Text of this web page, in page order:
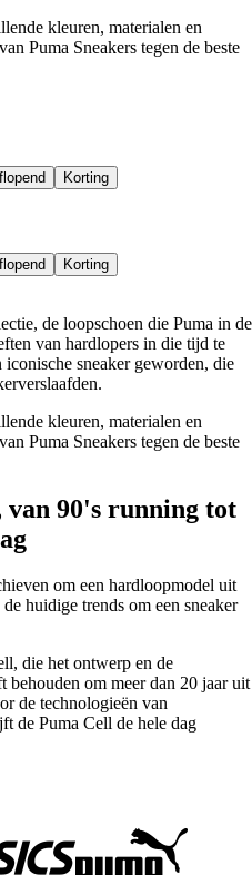
kleuren, materialen en
Puma Sneakers tegen de beste
Korting
Korting
de loopschoen die Puma in de
van hardlopers in die tijd te
sneaker geworden, die
kleuren, materialen en
Puma Sneakers tegen de beste
van 90's running tot
om een hardloopmodel uit
huidige trends om een sneaker
die het ontwerp en de
behouden om meer dan 20 jaar uit
de technologieën van
de Puma Cell de hele dag